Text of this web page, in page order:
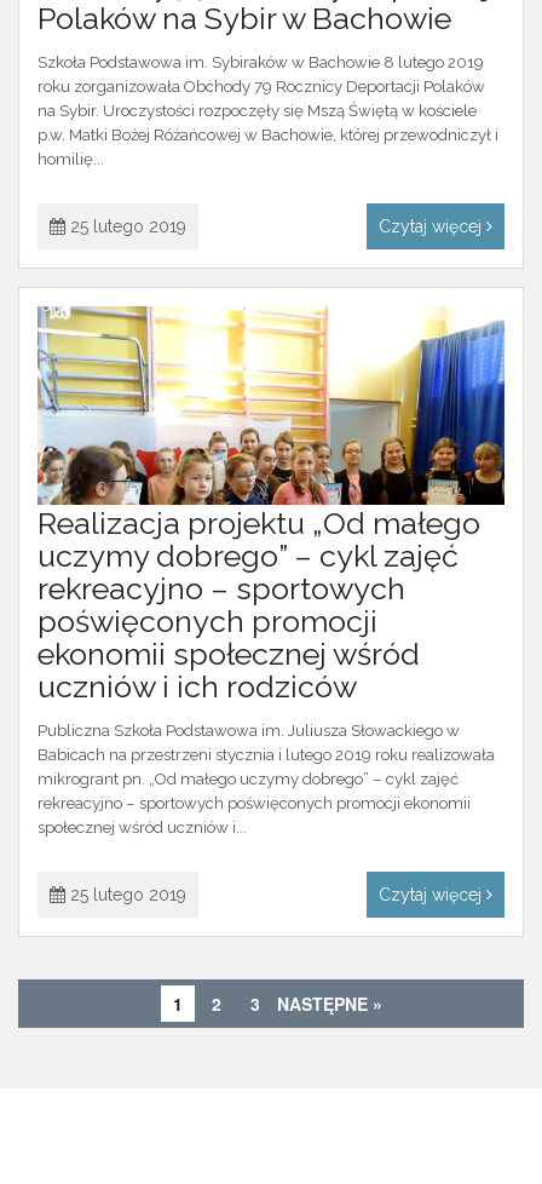
Polaków na Sybir w Bachowie
Szkoła Podstawowa im. Sybiraków w Bachowie 8 lutego 2019
roku zorganizowała Obchody 79 Rocznicy Deportacji Polaków
na Sybir. Uroczystości rozpoczęły się Mszą Świętą w kościele
p.w. Matki Bożej Różańcowej w Bachowie, której przewodniczył i
homilię...
25 lutego 2019 Czytaj więcej
Realizacja projektu „Od małego
uczymy dobrego” – cykl zajęć
rekreacyjno – sportowych
poświęconych promocji
ekonomii społecznej wśród
uczniów i ich rodziców
Publiczna Szkoła Podstawowa im. Juliusza Słowackiego w
Babicach na przestrzeni stycznia i lutego 2019 roku realizowała
mikrogrant pn. „Od małego uczymy dobrego” – cykl zajęć
rekreacyjno – sportowych poświęconych promocji ekonomii
społecznej wśród uczniów i...
25 lutego 2019 Czytaj więcej
1 2 3 NASTĘPNE »